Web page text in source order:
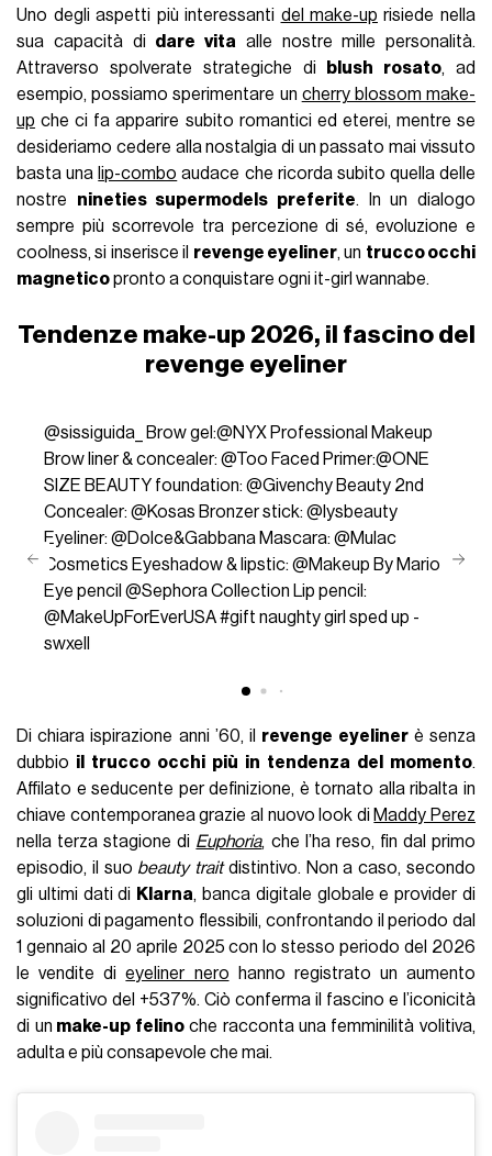
Uno degli aspetti più interessanti del make-up risiede nella
sua capacità di dare vita alle nostre mille personalità.
Attraverso spolverate strategiche di
blush rosato, ad
esempio, possiamo sperimentare un cherry blossom make-
up che ci fa apparire subito romantici ed eterei, mentre se
desideriamo cedere alla nostalgia di un passato mai vissuto
basta una lip-combo audace che ricorda subito quella delle
nostre nineties supermodels preferite. In un dialogo
sempre più scorrevole tra percezione di sé, evoluzione e
coolness, si inserisce il revenge eyeliner, un trucco occhi
magneticopronto a conquistare ogni it-girl wannabe.
Tendenze make-up 2026, il fascino del
revenge eyeliner
@sissiguida_
Brow gel:@NYX Professional Makeup
Brow liner & concealer: @Too Faced Primer:@ONE
SIZE BEAUTY foundation: @Givenchy Beauty 2nd
Concealer: @Kosas Bronzer stick: @lysbeauty
Eyeliner: @Dolce&Gabbana Mascara: @Mulac
Cosmetics Eyeshadow & lipstic: @Makeup By Mario
Eye pencil @Sephora Collection Lip pencil:
@MakeUpForEverUSA#gift naughty girl sped up -
swxell
Di chiara ispirazione anni ’60, il revenge eyelinerè senza
dubbio il trucco occhi più in tendenza del momento.
Affilato e seducente per definizione, è tornato alla ribalta in
chiave contemporanea grazie al nuovo look di Maddy Perez
nella terza stagione di Euphoria, che l’ha reso, fin dal primo
episodio, il suo beauty traitdistintivo. Non a caso, secondo
gli ultimi dati di Klarna, banca digitale globale e provider di
soluzioni di pagamento flessibili, confrontando il periodo dal
1 gennaio al 20 aprile 2025 con lo stesso periodo del 2026
le vendite dieyeliner nero hanno registrato un aumento
significativo del +537%. Ciò conferma il fascino e l’iconicità
di un make-up felinoche racconta una femminilità volitiva,
adulta e più consapevole che mai.